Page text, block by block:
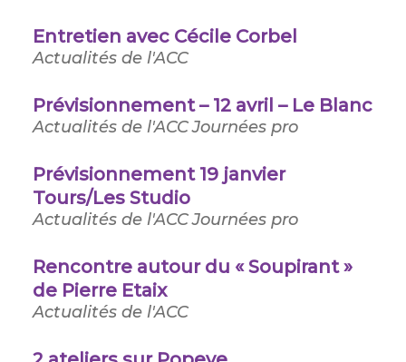
Entretien avec Cécile Corbel
Actualités de l'ACC
Prévisionnement – 12 avril – Le Blanc
Actualités de l'ACCJournées pro
Prévisionnement 19 janvier
Tours/Les Studio
Actualités de l'ACCJournées pro
Rencontre autour du « Soupirant »
de Pierre Etaix
Actualités de l'ACC